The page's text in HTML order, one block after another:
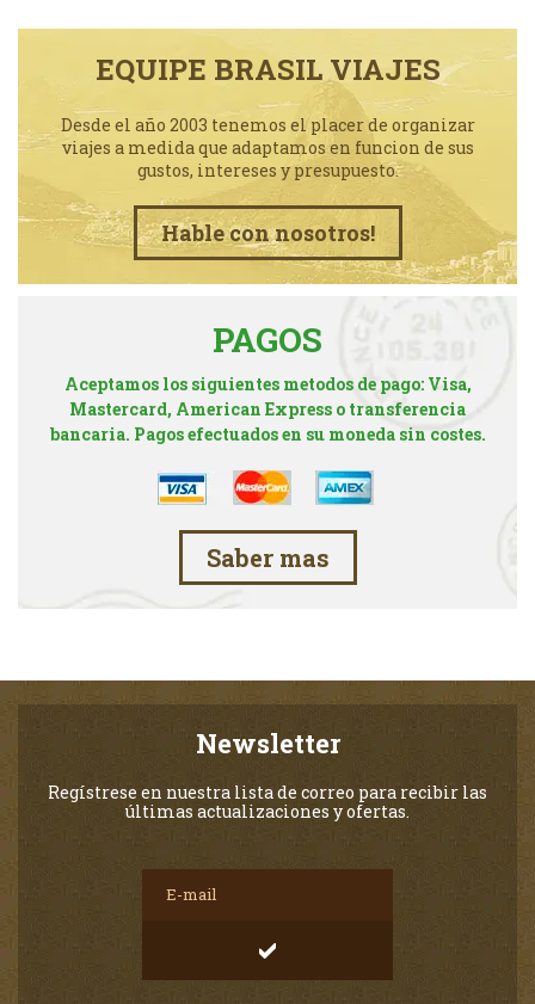
EQUIPE BRASIL VIAJES
Desde el año 2003 tenemos el placer de organizar
viajes a medida que adaptamos en funcion de sus
gustos, intereses y presupuesto.
Hable con nosotros!
PAGOS
Aceptamos los siguientes metodos de pago: Visa,
Mastercard, American Express o transferencia
bancaria. Pagos efectuados en su moneda sin costes.
Saber mas
Newsletter
Regístrese en nuestra lista de correo para recibir las
últimas actualizaciones y ofertas.